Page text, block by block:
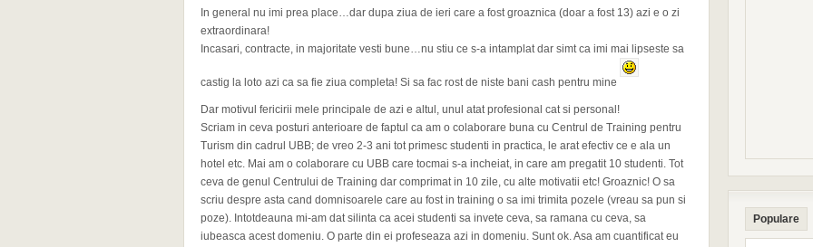
In general nu imi prea place…dar dupa ziua de ieri care a fost groaznica (doar a fost 13) azi e o zi
extraordinara!
Incasari, contracte, in majoritate vesti bune…nu stiu ce s-a intamplat dar simt ca imi mai lipseste sa
castig la loto azi ca sa fie ziua completa! Si sa fac rost de niste bani cash pentru mine
Dar motivul fericirii mele principale de azi e altul, unul atat profesional cat si personal!
Scriam in ceva posturi anterioare de faptul ca am o colaborare buna cu Centrul de Training pentru
Turism din cadrul UBB; de vreo 2-3 ani tot primesc studenti in practica, le arat efectiv ce e ala un
hotel etc. Mai am o colaborare cu UBB care tocmai s-a incheiat, in care am pregatit 10 studenti. Tot
ceva de genul Centrului de Training dar comprimat in 10 zile, cu alte motivatii etc! Groaznic! O sa
scriu despre asta cand domnisoarele care au fost in training o sa imi trimita pozele (vreau sa pun si
poze). Intotdeauna mi-am dat silinta ca acei studenti sa invete ceva, sa ramana cu ceva, sa
iubeasca acest domeniu. O parte din ei profeseaza azi in domeniu. Sunt ok. Asa am cuantificat eu
Populare